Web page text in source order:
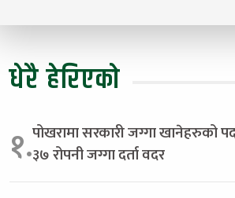
धेरै हेरिएको
१.पोखरामा सरकारी जग्गा खानेहरुको
३७ रोपनी जग्गा दर्ता वदर